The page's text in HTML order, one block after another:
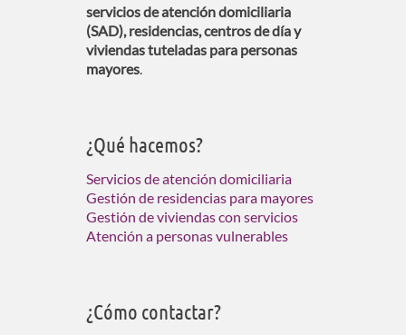
servicios de atención domiciliaria
(SAD), residencias, centros de día y
viviendas tuteladas para personas
mayores.
¿Qué hacemos?
Servicios de atención domiciliaria
Gestión de residencias para mayores
Gestión de viviendas con servicios
Atención a personas vulnerables
¿Cómo contactar?